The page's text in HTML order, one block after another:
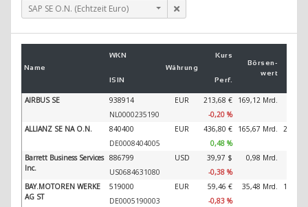
SAP SE O.N. (Echtzeit Euro)
Name
WKN
Währung
Kurs
Börsen­
wert
ISIN
Perf.
AIRBUS SE 938914 EUR 213,68 € 169,12 Mrd.
NL0000235190
-0,20 %
ALLIANZ SE NA O.N.
840400 EUR 436,80 € 165,67 Mrd.
DE0008404005
0,48 %
Barrett Business Services
Inc.
886799 USD 39,97 $ 0,98 Mrd.
US0684631080
-0,38 %
BAY.MOTOREN WERKE
AG ST
519000 EUR 59,46 € 35,48 Mrd.
DE0005190003
-0,83 %